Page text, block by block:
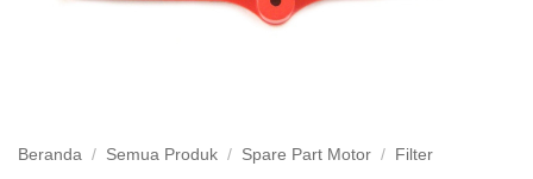
Beranda / Semua Produk / Spare Part Motor / Filter